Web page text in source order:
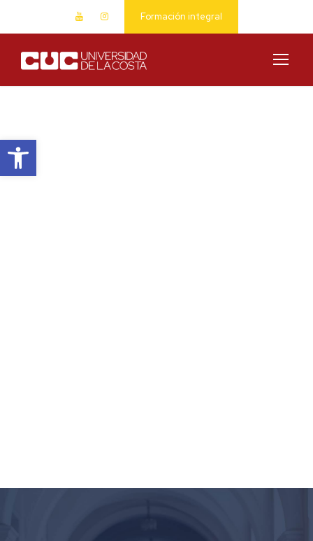
Abrir barra de herramientas
Formación integral